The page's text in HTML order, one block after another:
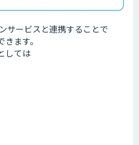
サービスと連携することで
ます。
しては